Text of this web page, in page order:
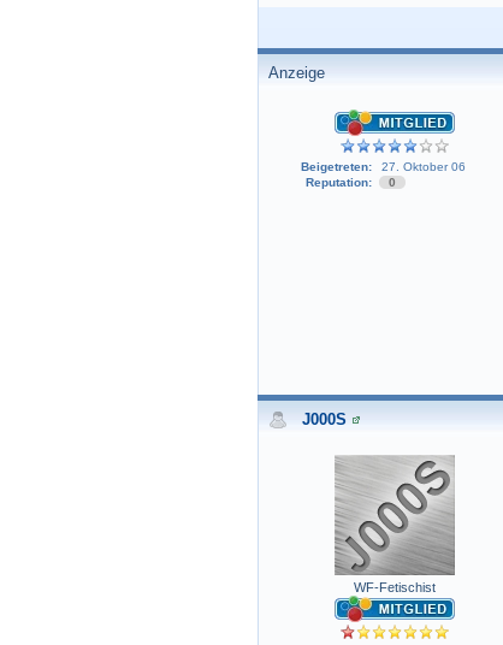
Anzeige
Beigetreten:
27. Oktober 06
Reputation:
0
J000S
WF-Fetischist